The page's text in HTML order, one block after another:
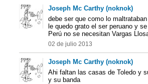
Joseph Mc Carthy (noknok)
debe ser que como lo
le quedo grato el ser peruano y
Perú no se necesitan Vargas
02 de julio 2013
Joseph Mc Carthy (noknok)
Ahi faltan las casas de Toledo y
y su banda